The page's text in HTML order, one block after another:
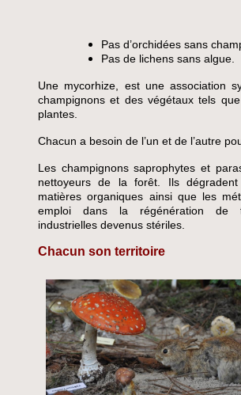
Pas d’orchidées sans
Pas de lichens sans algue.
Une mycorhize, est une association
champignons et des végétaux tels
plantes.
Chacun a besoin de l’un et de l’autre
Les champignons saprophytes et
nettoyeurs de la forêt. Ils
matières organiques ainsi que les
emploi dans la régénération de
industrielles devenus stériles.
Chacun son territoire